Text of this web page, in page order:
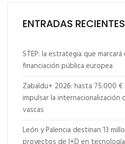
ENTRADAS RECIENTES
STEP: la estrategia que
financiación pública europea
Zabaldu+ 2026: hasta 75.000
impulsar la
vascas
León y Palencia destinan 13